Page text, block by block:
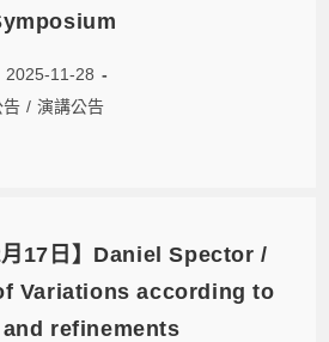
2025-11-28
告 / 演講公告
月17日】Daniel Spector /
Variations according to
refinements